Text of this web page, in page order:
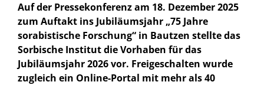
Auf der Pressekonferenz am 18. Dezember 2025
zum Auftakt ins Jubiläumsjahr „75 Jahre
sorabistische Forschung“ in Bautzen stellte das
Sorbische Institut die Vorhaben für das
Jubiläumsjahr 2026 vor. Freigeschalten wurde
zugleich ein Online-Portal mit mehr als 40